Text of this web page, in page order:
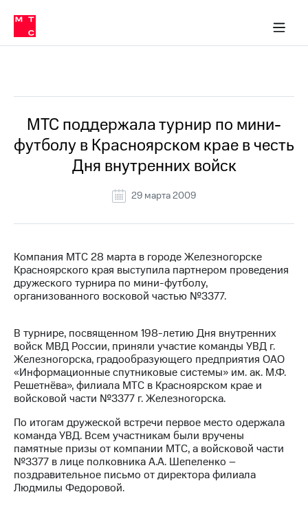
Медиа-центр
и акционерам
Устойчивое развитие
Комплаенс и деловая этика
компании
Карьера
История
компании
Руководство
информация
Контакты
Медиа-центр
Пресс-
релизы
МТС
о технологиях
Достижения
Интервью
Финансовая
отчетность
Контакты
Новости
в МТС
Пресс-
релизы
МТС
о технологиях
МТС поддержала турнир по мини-
футболу в Красноярском крае в честь
Дня внутренних войск
29 марта 2009
Компания МТС 28 марта в городе Железногорске
Красноярского края выступила партнером проведения
дружеского турнира по мини-футболу,
организованного восковой частью №3377.
В турнире, посвященном 198-летию Дня внутренних
войск МВД России, приняли участие команды УВД г.
Железногорска, градообразующего предприятия ОАО
«Информационные спутниковые системы» им. ак. М.Ф.
Решетнёва», филиала МТС в Красноярском крае и
войсковой части №3377 г. Железногорска.
По итогам дружеской встречи первое место одержала
команда УВД. Всем участникам были вручены
памятные призы от компании МТС, а войсковой части
№3377 в лице полковника А.А. Шепеленко –
поздравительное письмо от директора филиала
Людмилы Федоровой.